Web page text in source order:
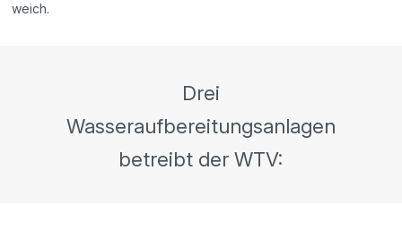
weich.
Drei
Wasseraufbereitungsanlagen
betreibt der WTV: